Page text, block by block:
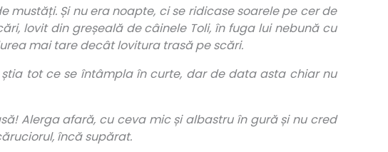
Și nu era noapte, ci se ridicase soarele pe cer de
lovit din greșeală de câinele Toli, în fuga lui nebună cu
mai tare decât lovitura trasă pe scări.
tot ce se întâmpla în curte, dar de data asta chiar nu
Alerga afară, cu ceva mic și albastru în gură și nu cred
încă supărat.